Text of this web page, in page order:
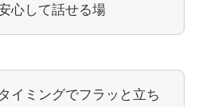
心して話せる場
イミングでフラッと立ち